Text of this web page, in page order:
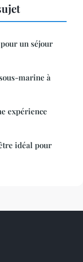
un séjour
marine à
expérience
idéal pour